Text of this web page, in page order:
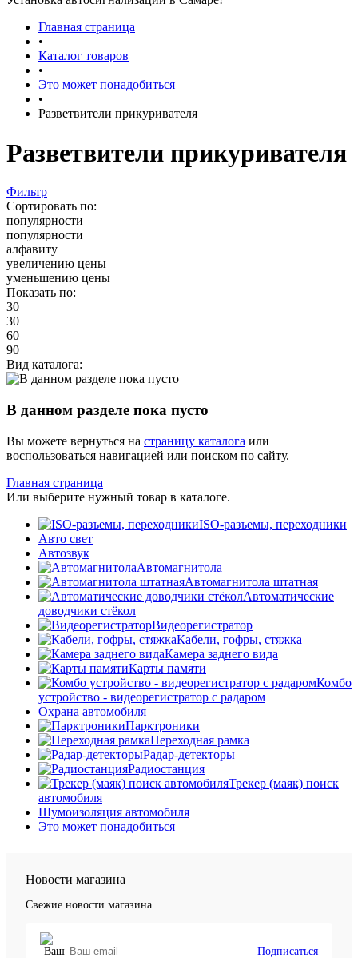
Главная страница
•
Каталог товаров
•
Это может понадобиться
•
Разветвители прикуривателя
Разветвители прикуривателя
Фильтр
Сортировать по:
популярности
популярности
алфавиту
увеличению цены
уменьшению цены
Показать по:
30
30
60
90
Вид каталога:
В данном разделе пока пусто
Вы можете вернуться на страницу каталога или
воспользоваться навигацией или поиском по сайту.
Главная страница
Или выберите нужный товар в каталоге.
ISO-разъемы, переходники
Авто свет
Автозвук
Автомагнитола
Автомагнитола штатная
Автоматические
доводчики стёкол
Видеорегистратор
Кабели, гофры, стяжка
Камера заднего вида
Карты памяти
Комбо
устройство - видеорегистратор с радаром
Охрана автомобиля
Парктроники
Переходная рамка
Радар-детекторы
Радиостанция
Трекер (маяк) поиск
автомобиля
Шумоизоляция автомобиля
Это может понадобиться
Новости магазина
Свежие новости магазина
Подписаться